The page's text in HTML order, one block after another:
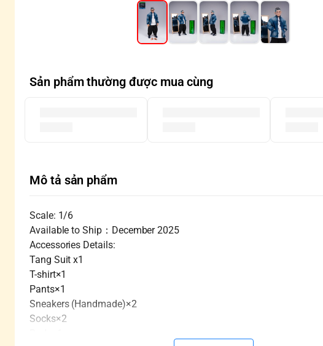
Sản phẩm thường được mua cùng
Mô tả sản phẩm
Scale: 1/6
Available to Ship：December 2025
Accessories Details:
Tang Suit x1
T-shirt×1
Pants×1
Sneakers (Handmade)×2
Socks×2